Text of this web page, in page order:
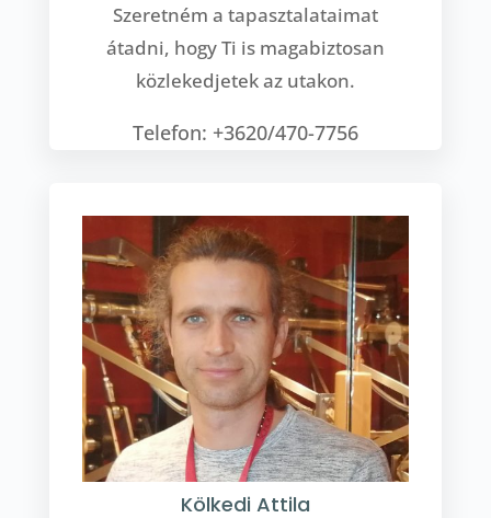
Szeretném a tapasztalataimat
átadni, hogy Ti is magabiztosan
közlekedjetek az utakon.
Telefon: +3620/470-7756
Kölkedi Attila